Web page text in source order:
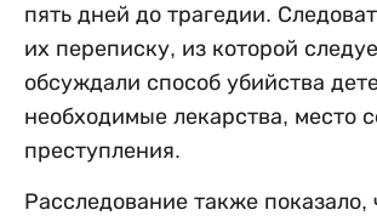
пять дней до трагедии.
их переписку, из которой
обсуждали способ убийства
необходимые лекарства, место
преступления.
Расследование также показало,